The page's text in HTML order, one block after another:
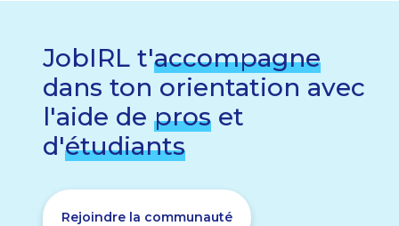
JobIRL t'accompagne
dans ton orientation avec
l'aide de pros et
d'étudiants
Rejoindre la communauté